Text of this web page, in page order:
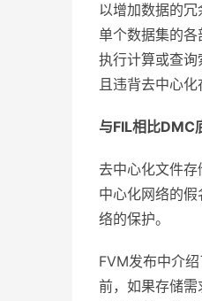
以增加数据的
单个数据集的
执行计算或查
且违背去中心化
与FIL相比DMC
去中心化文件
中心化网络的假
络的保护。
FVM发布中介
前，如果存储